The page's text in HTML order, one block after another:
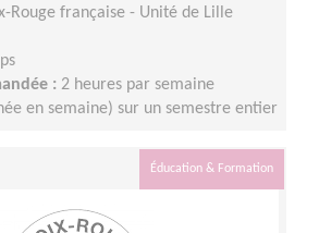
Rouge française - Unité de Lille
: 2 heures par semaine
en semaine) sur un semestre entier
Éducation & Formation